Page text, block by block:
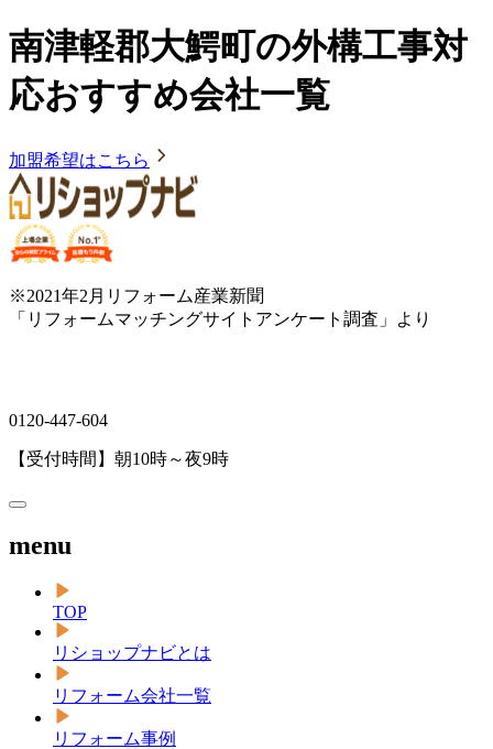
南津軽郡大鰐町の外構工事対
応おすすめ会社一覧
加盟希望はこちら
※2021年2月リフォーム産業新聞
「リフォームマッチングサイトアンケート調査」より
0120-447-604
【受付時間】朝10時～夜9時
menu
TOP
リショップナビとは
リフォーム会社一覧
リフォーム事例